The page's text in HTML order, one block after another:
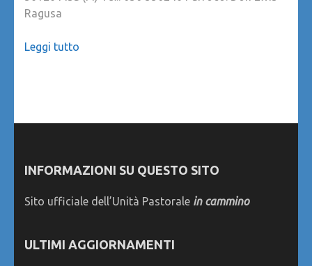
Ragusa
Leggi tutto
INFORMAZIONI SU QUESTO SITO
Sito ufficiale dell’Unità Pastorale in cammino
ULTIMI AGGIORNAMENTI